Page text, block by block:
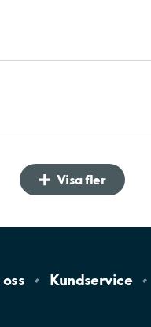
Visa fler
oss Kundservice